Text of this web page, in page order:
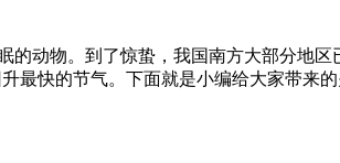
动物。到了惊蛰，我国南方大部分地
快的节气。下面就是小编给大家带来